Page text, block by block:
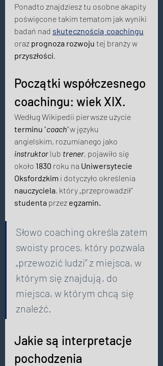
Ponadto znajdziesz tu osobne akapity
poświęcone takim tematom jak wyniki
badań nad skutecznością coachingu
oraz prognoza rozwoju tej branży w
przyszłości.
Początki współczesnego
coachingu: wiek XIX.
Według Wikipedii pierwsze użycie
terminu "coach" w języku
angielskim, rozumianego jako
instruktor lub trener, pojawiło się
około 1830 roku na Uniwersytecie
Oksfordzkim i dotyczyło określenia
nauczyciela, który „przeprowadził”
studenta przez egzamin.
Słowo coaching określa zatem
swoisty proces, który pozwala
„przewozić ludzi” z miejsca, w
którym się znajdują, do
miejsca, w którym chcą się
znaleźć.
Jakie są interpretacje
pochodzenia